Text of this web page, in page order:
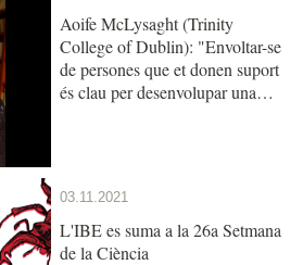
Aoife McLysaght (Trinity
College of Dublin): "Envoltar-se
de persones que et donen suport
és clau per desenvolupar una
03.11.2021
L'IBE es suma a la 26a Setmana
de la Ciència